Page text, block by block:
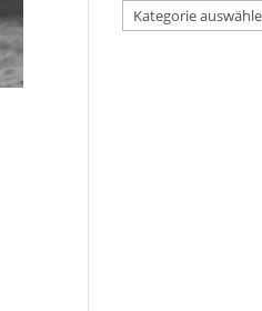
Aktuelle
News-